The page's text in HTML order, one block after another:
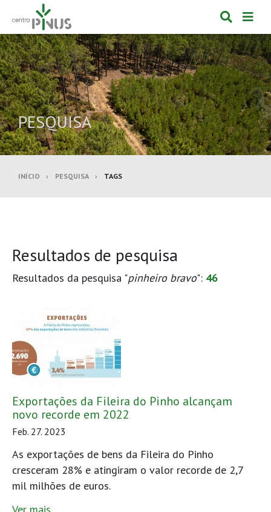
Alternar
de
de
PESQUISA
INÍCIO PESQUISA TAGS
Resultados de pesquisa
Resultados da pesquisa "pinheiro bravo": 46
Exportações da Fileira do Pinho alcançam
novo recorde em 2022
Feb. 27. 2023
As exportações de bens da Fileira do Pinho
cresceram 28% e atingiram o valor recorde de 2,7
mil milhões de euros.